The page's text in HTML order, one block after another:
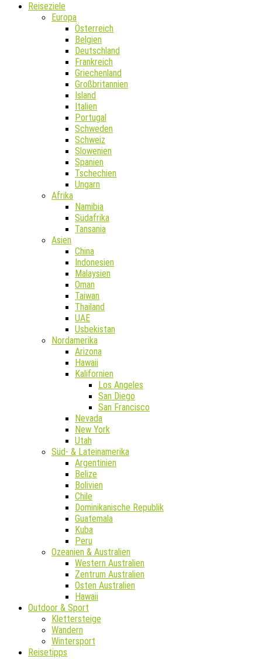
Reiseziele
Europa
Österreich
Belgien
Deutschland
Frankreich
Griechenland
Großbritannien
Island
Italien
Portugal
Schweden
Schweiz
Slowenien
Spanien
Tschechien
Ungarn
Afrika
Namibia
Südafrika
Tansania
Asien
China
Indonesien
Malaysien
Oman
Taiwan
Thailand
UAE
Usbekistan
Nordamerika
Arizona
Hawaii
Kalifornien
Los Angeles
San Diego
San Francisco
Nevada
New York
Utah
Süd- & Lateinamerika
Argentinien
Belize
Bolivien
Chile
Dominikanische Republik
Guatemala
Kuba
Peru
Ozeanien & Australien
Western Australien
Zentrum Australien
Osten Australien
Hawaii
Outdoor & Sport
Klettersteige
Wandern
Wintersport
Reisetipps